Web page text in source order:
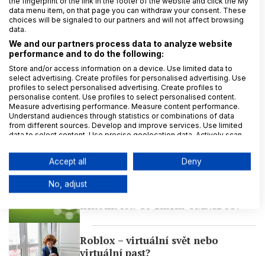
Z domova Affiliate marketing GDPR Právo
22. 10. 2025 Mária Chvajová Staňková
Mohlo by vás dále zajímat:
vše
ESG hýbe světem byznysu už
několik let. Co změní OMNIBUS?
Roblox – virtuální svět nebo
virtuální past?
data menu item, on that page you can withdraw your consent. These
choices will be signaled to our partners and will not affect browsing
data.
We and our partners process data to analyze website
performance and to do the following:
Store and/or access information on a device. Use limited data to
select advertising. Create profiles for personalised advertising. Use
profiles to select personalised advertising. Create profiles to
personalise content. Use profiles to select personalised content.
Measure advertising performance. Measure content performance.
Understand audiences through statistics or combinations of data
from different sources. Develop and improve services. Use limited
data to select content. Use precise geolocation data. Actively scan
Data may be shared outside of the European Union and send to the
Your consent and the cookie policy applies solely to this
website/app.
We use your data for the following purposes:
IAB processing purposes:
Store and/or access information on a
Accept all Deny
No, adjust